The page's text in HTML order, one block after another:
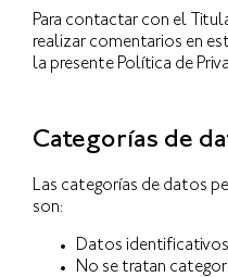
Para contactar con el
realizar comentarios en
la presente Política de
Categorías de
Las categorías de datos
son:
Datos
No se tratan